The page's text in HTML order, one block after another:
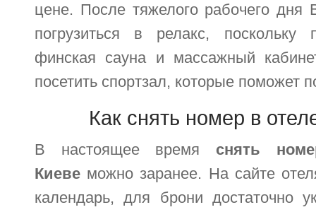
цене. После тяжелого рабочего дня
погрузиться в релакс, поскольку
финская сауна и массажный
посетить спортзал, которые поможет
Как снять номер в
В настоящее время
снять
Киеве можно заранее. На сайте
календарь, для брони достаточно